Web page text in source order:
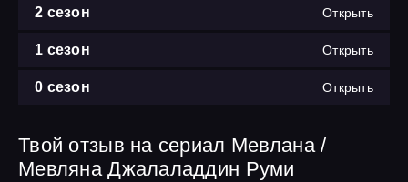
2 сезон Открыть
1 сезон Открыть
0 сезон Открыть
Твой отзыв на сериал Мевлана /
Мевляна Джалаладдин Руми